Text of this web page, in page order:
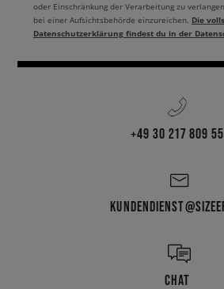
oder Einschränkung der Verarbeitung zu
bei einer Aufsichtsbehörde einzureichen. Die
Datenschutzerklärung findest du in der
+49 30 217 809 55
CHAT